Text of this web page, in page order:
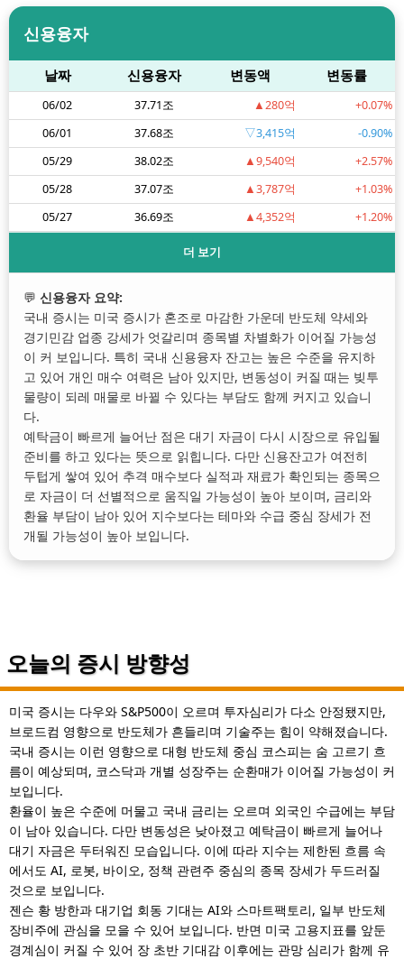
신용융자
날짜 신용융자 변동액 변동률
06/02 37.71조 ▲280억
+0.07%
06/01
37.68조 ▽3,415억
-0.90%
05/29
38.02조 ▲9,540억
+2.57%
05/28
37.07조 ▲3,787억
+1.03%
05/27
36.69조 ▲4,352억 +1.20%
더 보기
💬 신용융자 요약:
국내 증시는 미국 증시가 혼조로 마감한 가운데 반도체 약세와
경기민감 업종 강세가 엇갈리며 종목별 차별화가 이어질 가능성
이 커 보입니다. 특히 국내 신용융자 잔고는 높은 수준을 유지하
고 있어 개인 매수 여력은 남아 있지만, 변동성이 커질 때는 빚투
물량이 되레 매물로 바뀔 수 있다는 부담도 함께 커지고 있습니
다.
예탁금이 빠르게 늘어난 점은 대기 자금이 다시 시장으로 유입될
준비를 하고 있다는 뜻으로 읽힙니다. 다만 신용잔고가 여전히
두텁게 쌓여 있어 추격 매수보다 실적과 재료가 확인되는 종목으
로 자금이 더 선별적으로 움직일 가능성이 높아 보이며, 금리와
환율 부담이 남아 있어 지수보다는 테마와 수급 중심 장세가 전
개될 가능성이 높아 보입니다.
오늘의 증시 방향성
미국 증시는 다우와 S&P500이 오르며 투자심리가 다소 안정됐지만,
브로드컴 영향으로 반도체가 흔들리며 기술주는 힘이 약해졌습니다.
국내 증시는 이런 영향으로 대형 반도체 중심 코스피는 숨 고르기 흐
름이 예상되며, 코스닥과 개별 성장주는 순환매가 이어질 가능성이 커
보입니다.
환율이 높은 수준에 머물고 국내 금리는 오르며 외국인 수급에는 부담
이 남아 있습니다. 다만 변동성은 낮아졌고 예탁금이 빠르게 늘어나
대기 자금은 두터워진 모습입니다. 이에 따라 지수는 제한된 흐름 속
에서도 AI, 로봇, 바이오, 정책 관련주 중심의 종목 장세가 두드러질
것으로 보입니다.
젠슨 황 방한과 대기업 회동 기대는 AI와 스마트팩토리, 일부 반도체
장비주에 관심을 모을 수 있어 보입니다. 반면 미국 고용지표를 앞둔
경계심이 커질 수 있어 장 초반 기대감 이후에는 관망 심리가 함께 유